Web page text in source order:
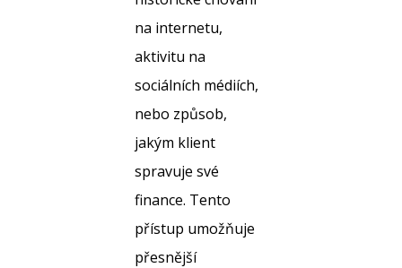
na internetu,
aktivitu na
sociálních médiích,
nebo způsob,
jakým klient
spravuje své
finance. Tento
přístup umožňuje
přesnější